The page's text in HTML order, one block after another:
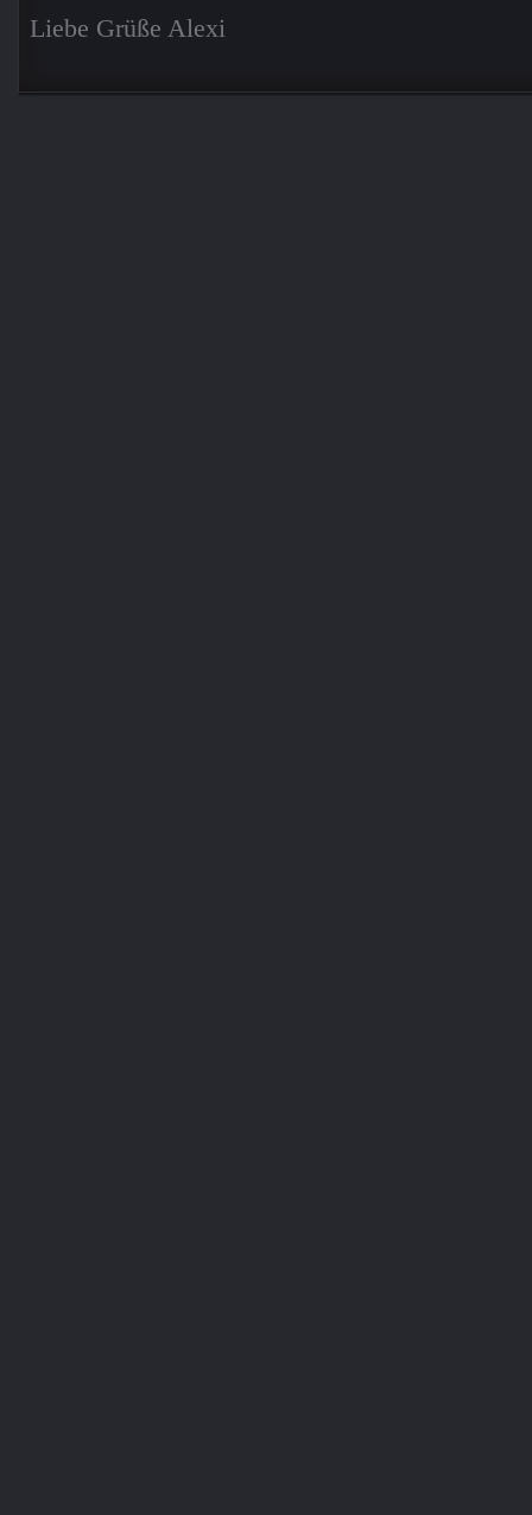
Liebe Grüße Alexi